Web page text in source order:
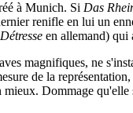
à Munich. Si Das
renifle en lui un
Détresse en allemand) qui
magnifiques, ne
de la
Dommage